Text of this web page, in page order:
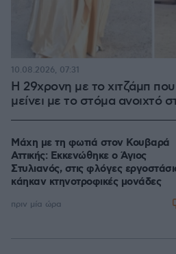
Η 29χρονη με το χιτζάμπ
μείνει με το στόμα ανοιχτό
10.08.2026, 07:31
Μάχη με τη φωτιά στον Κουβαρά
Αττικής: Εκκενώθηκε ο Άγιος
Στυλιανός, στις φλόγες
κάηκαν κτηνοτροφικές μονάδες
πριν μία ώρα